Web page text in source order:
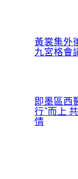
黃裳集外
九宮格會
即墨區西
行”而上
情